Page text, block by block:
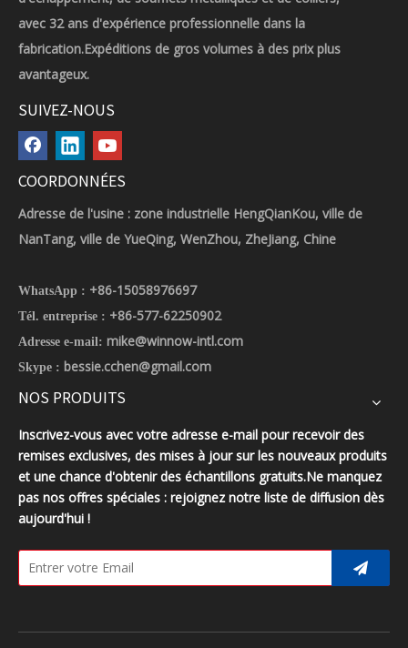
avec 32 ans d'expérience professionnelle dans la
fabrication.Expéditions de gros volumes à des prix plus
avantageux.
SUIVEZ-NOUS
COORDONNÉES
Adresse de l'usine : zone industrielle HengQianKou, ville de
NanTang, ville de YueQing, WenZhou, ZheJiang, Chine
WhatsApp : +86-15058976697
Tél. entreprise : +86-577-62250902
Adresse e-mail: mike@winnow-intl.com
Skype : bessie.cchen@gmail.com
NOS PRODUITS
Inscrivez-vous avec votre adresse e-mail pour recevoir des
remises exclusives, des mises à jour sur les nouveaux produits
et une chance d'obtenir des échantillons gratuits.Ne manquez
pas nos offres spéciales : rejoignez notre liste de diffusion dès
aujourd'hui !